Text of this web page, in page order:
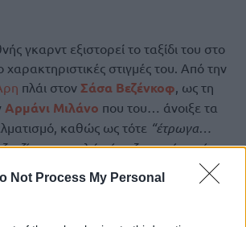
Not Process My Personal
γκαρντ εξιστορεί το ταξίδι του στο
χαρακτηριστικές στιγμές του. Από την
πλάι στον Σάσα Βεζένκοφ , ως τη
Αρμάνι Μιλάνο που του… άνοιξε τα
καθώς ως τότε “έτρωγα…
και απλώς έπαιζα χωρίς να έχω